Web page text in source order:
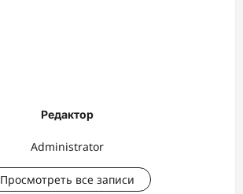
Редактор
Administrator
Просмотреть все записи